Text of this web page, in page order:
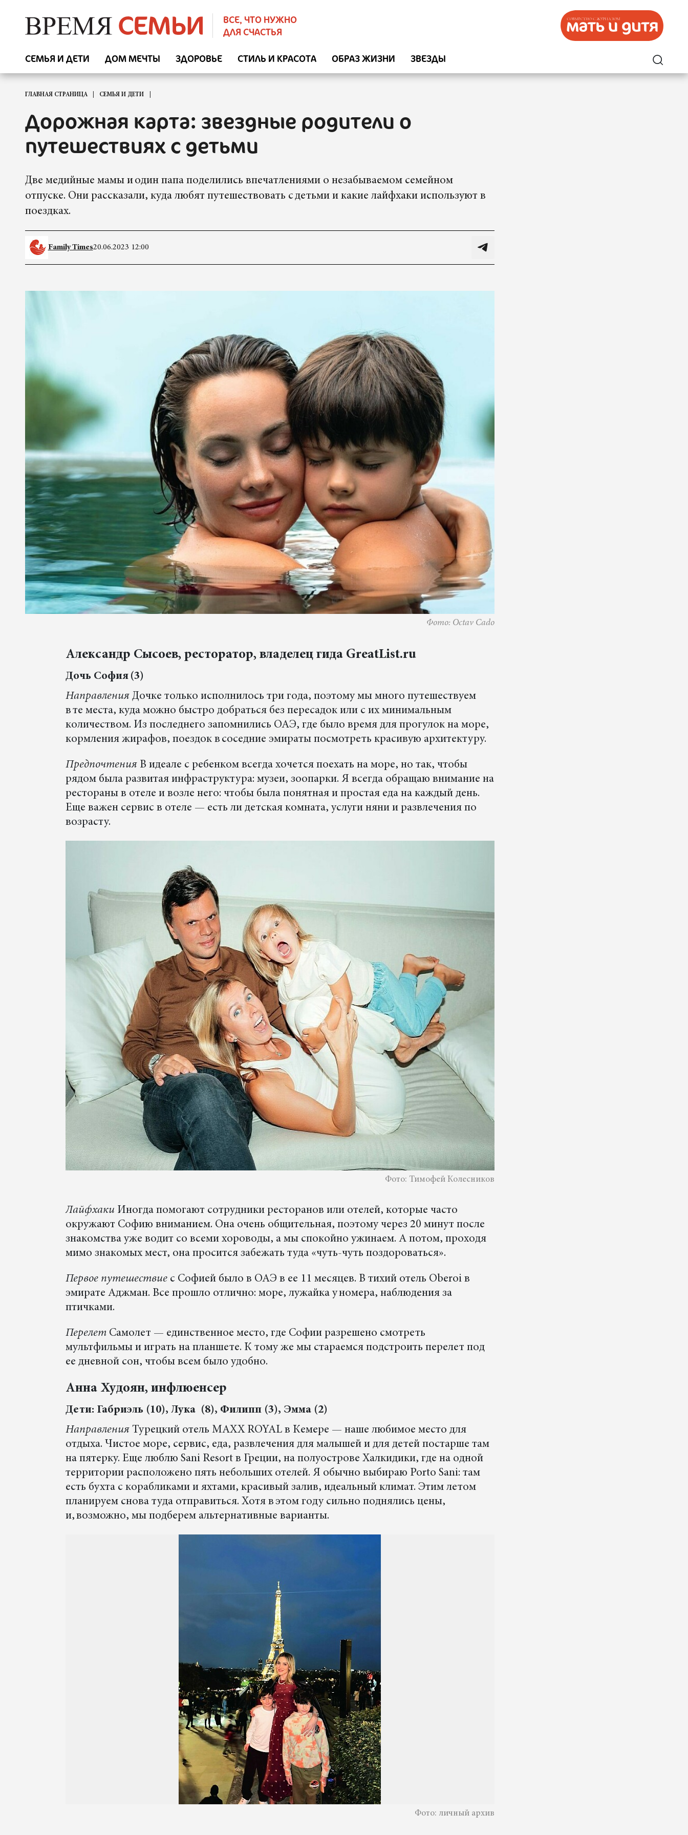
ВСЕ, ЧТО НУЖНО
ДЛЯ СЧАСТЬЯ
СЕМЬЯ И ДЕТИ ДОМ МЕЧТЫ ЗДОРОВЬЕ СТИЛЬ И КРАСОТА ОБРАЗ ЖИЗНИ ЗВЕЗДЫ
ГЛАВНАЯ СТРАНИЦА СЕМЬЯ И ДЕТИ
Дорожная карта: звездные родители о
путешествиях с детьми
Две медийные мамы и один папа поделились впечатлениями о незабываемом семейном
отпуске. Они рассказали, куда любят путешествовать с детьми и какие лайфхаки используют в
поездках.
Family Times20.06.2023 12:00
Фото: Octav Cado
Александр Сысоев, ресторатор, владелец гида GreatList.ru
Дочь София (3)
Направления Дочке только исполнилось три года, поэтому мы много путешествуем
в те места, куда можно быстро добраться без пересадок или с их минимальным
количеством. Из последнего запомнились ОАЭ, где было время для прогулок на море,
кормления жирафов, поездок в соседние эмираты посмотреть красивую архитектуру.
Предпочтения В идеале с ребенком всегда хочется поехать на море, но так, чтобы
рядом была развитая инфраструктура: музеи, зоопарки. Я всегда обращаю внимание на
рестораны в отеле и возле него: чтобы была понятная и простая еда на каждый день.
Еще важен сервис в отеле — есть ли детская комната, услуги няни и развлечения по
возрасту.
Фото: Тимофей Колесников
Лайфхаки Иногда помогают сотрудники ресторанов или отелей, которые часто
окружают Софию вниманием. Она очень общительная, поэтому через 20 минут после
знакомства уже водит со всеми хороводы, а мы спокойно ужинаем. А потом, проходя
мимо знакомых мест, она просится забежать туда «чуть-чуть поздороваться».
Первое путешествие с Софией было в ОАЭ в ее 11 месяцев. В тихий отель Oberoi в
эмирате Аджман. Все прошло отлично: море, лужайка у номера, наблюдения за
птичками.
Перелет Самолет — единственное место, где Софии разрешено смотреть
мультфильмы и играть на планшете. К тому же мы стараемся подстроить перелет под
ее дневной сон, чтобы всем было удобно.
Анна Худоян, инфлюенсер
Дети: Габриэль (10), Лука (8), Филипп (3), Эмма (2)
Направления Турецкий отель MAXX ROYAL в Кемере — наше любимое место для
отдыха. Чистое море, сервис, еда, развлечения для малышей и для детей постарше там
на пятерку. Еще люблю Sani Resort в Греции, на полуострове Халкидики, где на одной
территории расположено пять небольших отелей. Я обычно выбираю Porto Sani: там
есть бухта с корабликами и яхтами, красивый залив, идеальный климат. Этим летом
планируем снова туда отправиться. Хотя в этом году сильно поднялись цены,
и, возможно, мы подберем альтернативные варианты.
Фото: личный архив